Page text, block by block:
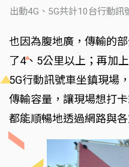
出動4G、5G共計10台行動
也因為腹地廣，傳輸的
了4、5公里以上；再加
5G行動訊號車坐鎮現場
傳輸容量，讓現場想打
都能順暢地透過網路與